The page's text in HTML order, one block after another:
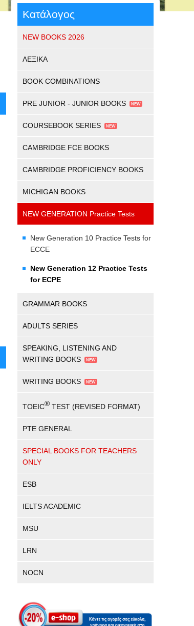
Κατάλογος
NEW BOOKS 2026
ΛΕΞΙΚΑ
BOOK COMBINATIONS
PRE JUNIOR - JUNIOR BOOKS
COURSEBOOK SERIES
CAMBRIDGE FCE BOOKS
CAMBRIDGE PROFICIENCY BOOKS
MICHIGAN BOOKS
NEW GENERATION Practice Tests
New Generation 10 Practice Tests for
ECCE
New Generation 12 Practice Tests
for ECPE
GRAMMAR BOOKS
ADULTS SERIES
SPEAKING, LISTENING AND
WRITING BOOKS
WRITING BOOKS
TOEIC®TEST (REVISED FORMAT)
PTE GENERAL
SPECIAL BOOKS FOR TEACHERS
ONLY
ESB
IELTS ACADEMIC
MSU
LRN
NOCN